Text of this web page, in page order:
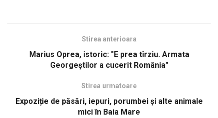
Stirea anterioara
Marius Oprea, istoric: "E prea tîrziu. Armata
Georgeștilor a cucerit România"
Stirea urmatoare
Expoziție de păsări, iepuri, porumbei și alte animale
mici în Baia Mare